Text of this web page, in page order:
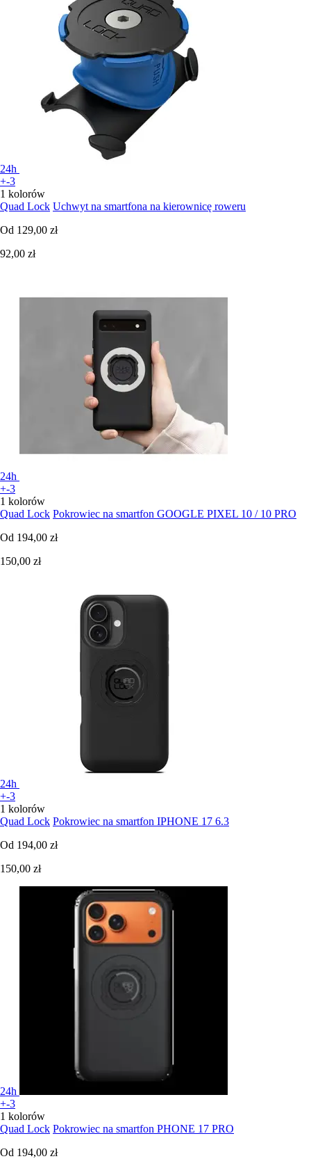
24h
+-3
1 kolorów
Quad Lock Uchwyt na smartfona na kierownicę roweru
Od 129,00 zł
92,00 zł
24h
+-3
1 kolorów
Quad Lock Pokrowiec na smartfon GOOGLE PIXEL 10 / 10 PRO
Od 194,00 zł
150,00 zł
24h
+-3
1 kolorów
Quad Lock Pokrowiec na smartfon IPHONE 17 6.3
Od 194,00 zł
150,00 zł
24h
+-3
1 kolorów
Quad Lock Pokrowiec na smartfon PHONE 17 PRO
Od 194,00 zł